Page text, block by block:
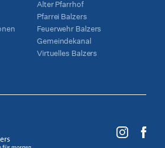
Alter Pfarrhof
Pfarrei Balzers
Feuerwehr Balzers
Gemeindekanal
Virtuelles Balzers